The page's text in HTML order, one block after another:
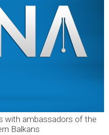
with ambassadors of the
Balkans